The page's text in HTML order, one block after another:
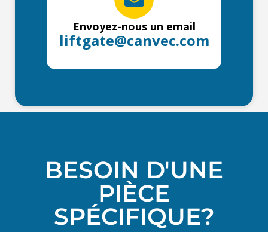
Envoyez-nous un email
liftgate@canvec.com
BESOIN D'UNE
PIÈCE
SPÉCIFIQUE?